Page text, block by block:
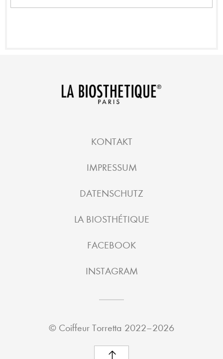
KONTAKT
IMPRESSUM
DATENSCHUTZ
LA BIOSTHÉTIQUE
FACEBOOK
INSTAGRAM
© Coiffeur Torretta 2022–2026